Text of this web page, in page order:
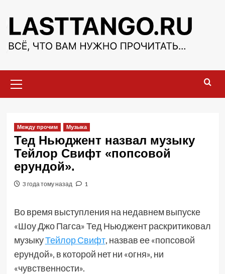
содержимому
меню
Между прочим Музыка
Тед Ньюджент назвал музыку
Тейлор Свифт «попсовой
ерундой».
3 года тому назад 1
Во время выступления на недавнем выпуске
«Шоу Джо Пагса» Тед Ньюджент раскритиковал
музыкуТейлор Свифт, назвав ее «попсовой
ерундой», в которой нет ни «огня», ни
«чувственности».